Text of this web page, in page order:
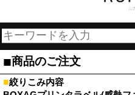
■商品のご注文
■絞りこみ内容